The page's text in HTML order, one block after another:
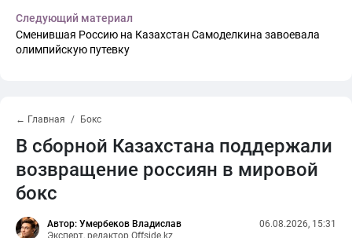
Следующий материал
Сменившая Россию на Казахстан Самоделкина завоевала
олимпийскую путевку
← Главная Бокс
В сборной Казахстана поддержали
возвращение россиян в мировой
бокс
Автор: Умербеков Владислав
Эксперт, редактор Offside.kz
06.08.2026, 15:31